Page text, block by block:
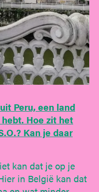
Peru, een land
Hoe zit het
Kan je daar
kan dat je op je
in België kan dat